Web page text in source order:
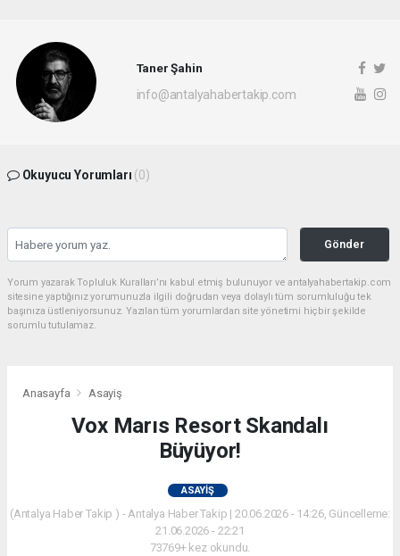
Taner Şahin
info@antalyahabertakip.com
Okuyucu Yorumları (0)
Gönder
Yorum yazarak Topluluk Kuralları’nı kabul etmiş bulunuyor ve antalyahabertakip.com
sitesine yaptığınız yorumunuzla ilgili doğrudan veya dolaylı tüm sorumluluğu tek
başınıza üstleniyorsunuz. Yazılan tüm yorumlardan site yönetimi hiçbir şekilde
sorumlu tutulamaz.
Anasayfa Asayiş
Vox Marıs Resort Skandalı
Büyüyor!
ASAYIŞ
(Antalya Haber Takip ) - Antalya Haber Takip | 20.06.2026 - 14:26, Güncelleme:
21.06.2026 - 22:21
73769+ kez okundu.